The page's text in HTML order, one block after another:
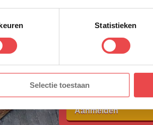
Statistieken
Selectie toestaan
E-MAILADRES*
voorwaarden.
Aanmelden